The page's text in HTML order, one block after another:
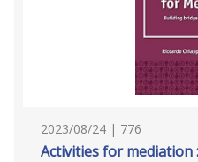
2023/08/24 | 776
Activities for mediation